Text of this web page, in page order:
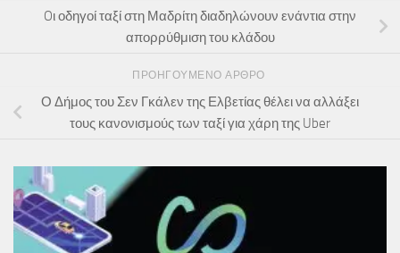
Oι οδηγοί ταξί στη Μαδρίτη διαδηλώνουν ενάντια στην
απορρύθμιση του κλάδου
ΠΡΟΗΓΟΎΜΕΝΟ ΆΡΘΡΟ
Ο Δήμος του Σεν Γκάλεν της Ελβετίας θέλει να αλλάξει
τους κανονισμούς των ταξί για χάρη της Uber